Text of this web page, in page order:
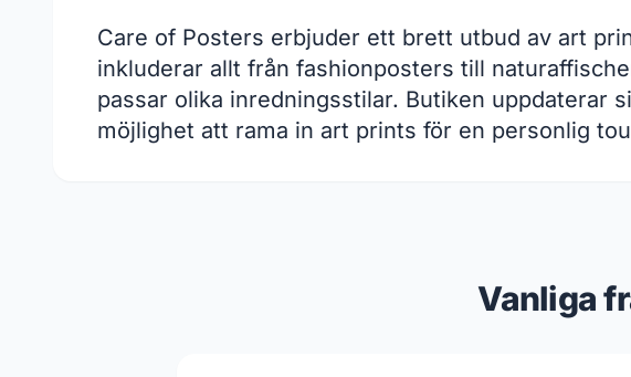
Care of Posters erbjuder ett brett utbud av art
inkluderar allt från fashionposters till
passar olika inredningsstilar. Butiken uppdaterar
möjlighet att rama in art prints för en personlig
Vanliga